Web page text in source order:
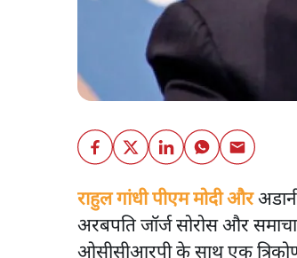
राहुल गांधी पीएम मोदी और
अरबपति जॉर्ज सोरोस और